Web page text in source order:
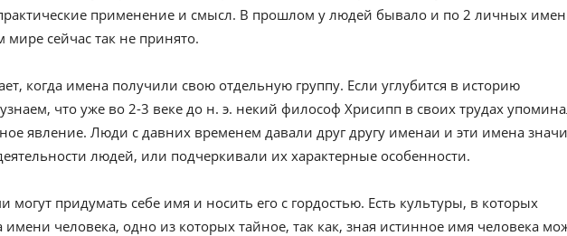
применение и смысл. В прошлом у людей бывало и по 2 личных
сейчас так не принято.
когда имена получили свою отдельную группу. Если углубится в историю
что уже во 2-3 веке до н. э. некий философ Хрисипп в своих трудах
явление. Люди с давних временем давали друг другу именаи и эти имена
людей, или подчеркивали их характерные особенности.
могут придумать себе имя и носить его с гордостью. Есть культуры, в которых
имени человека, одно из которых тайное, так как, зная истинное имя человека